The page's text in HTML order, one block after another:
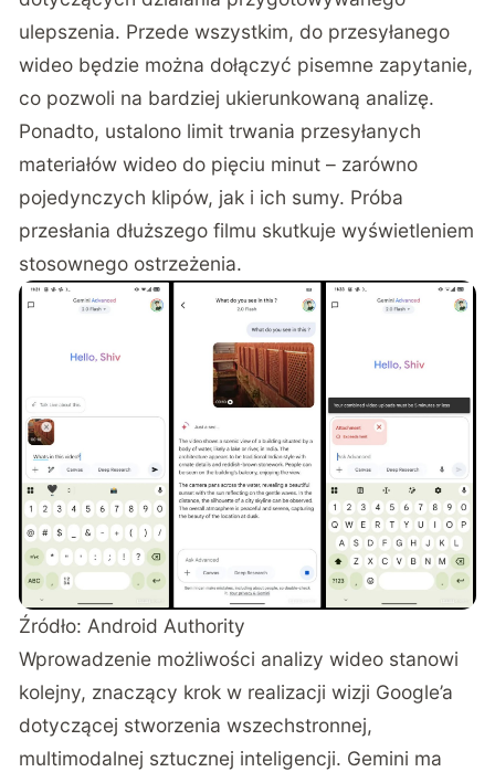
ulepszenia. Przede wszystkim, do przesyłanego
wideo będzie można dołączyć pisemne zapytanie,
co pozwoli na bardziej ukierunkowaną analizę.
Ponadto, ustalono limit trwania przesyłanych
materiałów wideo do pięciu minut – zarówno
pojedynczych klipów, jak i ich sumy. Próba
przesłania dłuższego filmu skutkuje wyświetleniem
stosownego ostrzeżenia.
Źródło: Android Authority
Wprowadzenie możliwości analizy wideo stanowi
kolejny, znaczący krok w realizacji wizji Google’a
dotyczącej stworzenia wszechstronnej,
multimodalnej sztucznej inteligencji. Gemini ma